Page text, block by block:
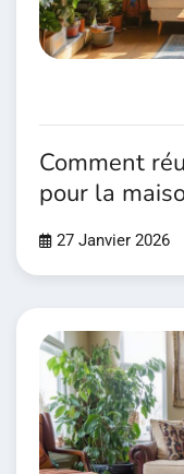
Comment
pour la
27 Janvier 2026